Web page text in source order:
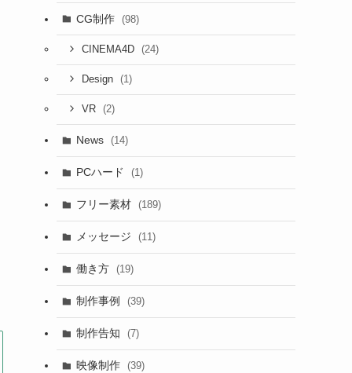
CG制作 (98)
CINEMA4D (24)
Design (1)
VR (2)
News (14)
PCハード (1)
フリー素材 (189)
メッセージ (11)
働き方 (19)
制作事例 (39)
制作告知 (7)
映像制作 (39)